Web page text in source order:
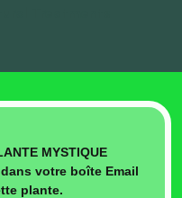
MYSTIQUE
votre boîte Email
plante.